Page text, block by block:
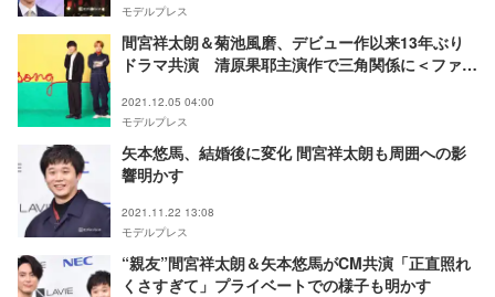
モデルプレス
間宮祥太朗＆菊池風磨、デビュー作以来13年ぶり
ドラマ共演 清原果耶主演作で三角関係に＜ファイ
2021.12.05 04:00
モデルプレス
矢本悠馬、結婚後に変化 間宮祥太朗も周囲への影
響明かす
2021.11.22 13:08
モデルプレス
“親友”間宮祥太朗＆矢本悠馬がCM共演「正直照れ
くさすぎて」プライベートでの様子も明かす